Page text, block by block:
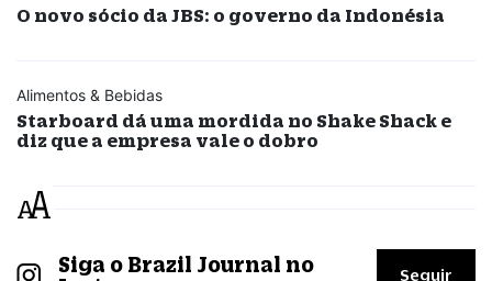
O novo sócio da JBS: o governo da Indonésia
Alimentos & Bebidas
Starboard dá uma mordida no Shake Shack e
diz que a empresa vale o dobro
Siga o Brazil Journal no
Seguir